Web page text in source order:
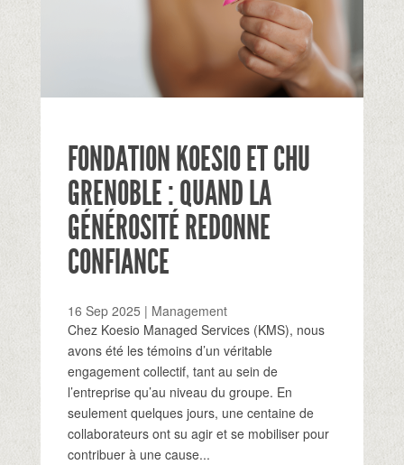
FONDATION KOESIO ET CHU
GRENOBLE : QUAND LA
GÉNÉROSITÉ REDONNE
CONFIANCE
16 Sep 2025 | Management
Chez Koesio Managed Services (KMS), nous
avons été les témoins d’un véritable
engagement collectif, tant au sein de
l’entreprise qu’au niveau du groupe. En
seulement quelques jours, une centaine de
collaborateurs ont su agir et se mobiliser pour
contribuer à une cause...